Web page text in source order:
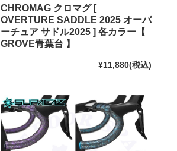
CHROMAG クロマグ [
OVERTURE SADDLE 2025 オーバ
ーチュア サドル2025 ] 各カラー【
GROVE青葉台 】
¥11,880(税込)